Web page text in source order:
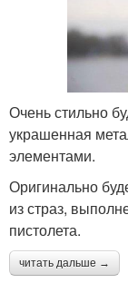
Очень стильно
украшенная
элементами.
Оригинально
из страз,
пистолета.
читать дальше →